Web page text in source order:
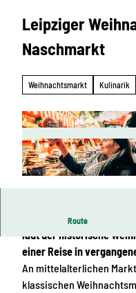
Leipziger
Naschmarkt
Weihnachtsmarkt Kulinarik
KI-optimiert |
Route
Zwischen der
lädt der historische
einer Reise in
An mittelalterlichen
klassischen